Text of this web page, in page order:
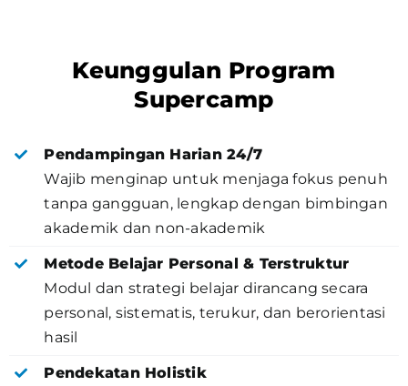
Keunggulan Program
Supercamp
Pendampingan Harian 24/7
Wajib menginap untuk menjaga fokus penuh
tanpa gangguan, lengkap dengan bimbingan
akademik dan non-akademik
Metode Belajar Personal & Terstruktur
Modul dan strategi belajar dirancang secara
personal, sistematis, terukur, dan berorientasi
hasil
Pendekatan Holistik